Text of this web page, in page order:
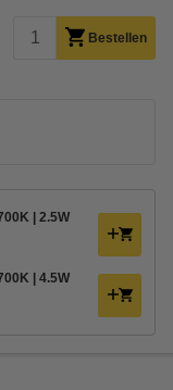
Bestellen
| 2.5W
| 4.5W